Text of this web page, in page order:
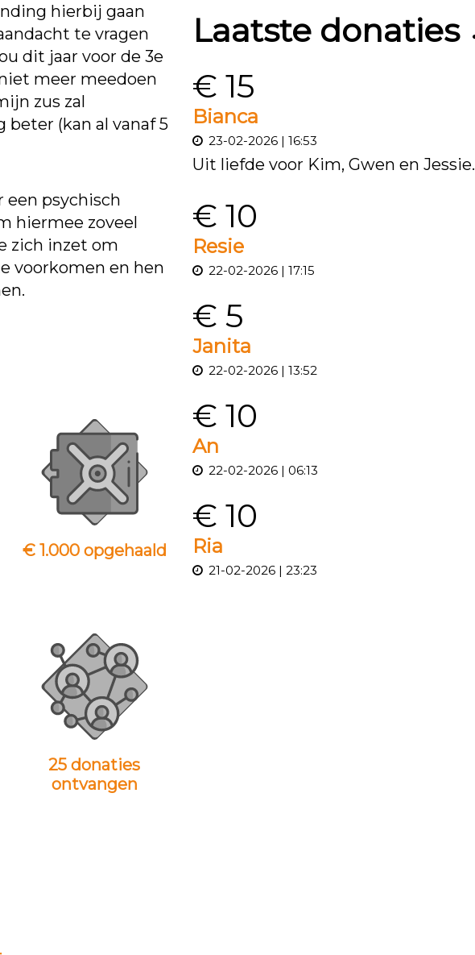
hierbij gaan
te vragen
dit jaar voor de 3e
meer meedoen
zus zal
beter (kan al vanaf 5
een psychisch
hiermee zoveel
zich inzet om
voorkomen en hen
€ 1.000 opgehaald
25 donaties
ontvangen
Laatste donaties
€ 15
Bianca
23-02-2026 | 16:53
Uit liefde voor Kim, Gwen en Jessie.
€ 10
Resie
22-02-2026 | 17:15
€ 5
Janita
22-02-2026 | 13:52
€ 10
An
22-02-2026 | 06:13
€ 10
Ria
21-02-2026 | 23:23